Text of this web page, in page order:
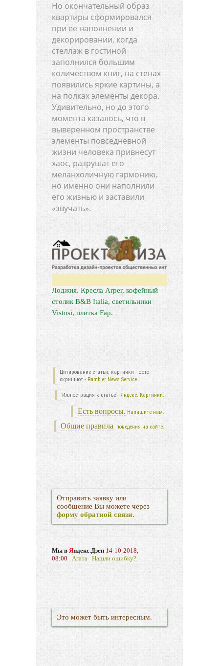
Но окончательный образ
квартиры сформировался
при ее наполнении и
декорировании, когда
стеллаж в гостиной
заполнился большим
количеством книг, на стенах
появились яркие картины, а
на полках элементы декора.
Удивительно, но до этого
момента казалось, что в
выверенном пространстве
элементы повседневной
жизни человека привнесут
хаос, разрушат его
меланхоличную гармонию,
но именно они наполнили
его жизнью и заставили
«звучать».
Лоджия. Кресла Arper, кофейный
столик B&B Italia, светильники
Vistosi, плитка Fap.
Цитирование статьи, картинки - фото
скриншот - Rambler News Service.
Иллюстрация к статье - Яндекс. Картинки.
Есть вопросы. Напишите нам.
Общие правила поведения на сайте.
Отправить заявку или
сообщение Вы можете через
форму обратной связи.
Мы в Яндекс.Дзен 14-10-2018,
08:00 Агата Нашли ошибку?
Это может быть интересным.